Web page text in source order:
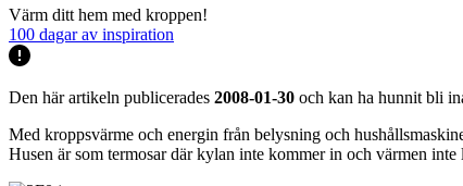
Värm ditt hem med kroppen!
100 dagar av inspiration
Den här artikeln publicerades 2008-01-30 och kan ha hunnit bli
Med kroppsvärme och energin från belysning och
Husen är som termosar där kylan inte kommer in och värmen